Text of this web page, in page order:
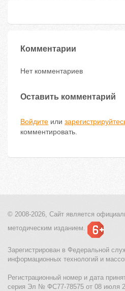
Комментарии
Нет комментариев
Оставить комментарий
Войдите или
комментировать.
© 2008-2026, Сайт является
методическим изданием.
Зарегистрирован в Федеральной
информационных технологий и
Регистрационный номер и дата
серия Эл № ФС77-78575 от 08 июля